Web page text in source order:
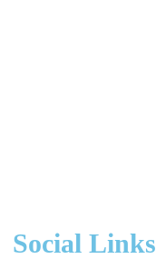
Social Links